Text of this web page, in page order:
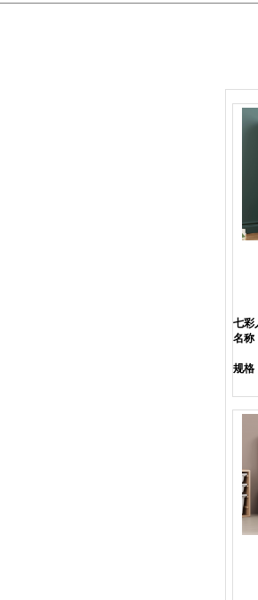
七彩
品
名称
规格